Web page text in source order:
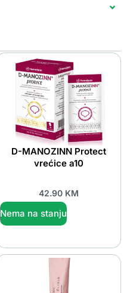
D-MANOZINN Protect
vrećice a10
42.90 KM
Nema na stanju